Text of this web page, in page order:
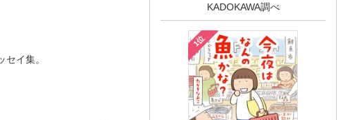
イ集。
KADOKAWA調べ
1位